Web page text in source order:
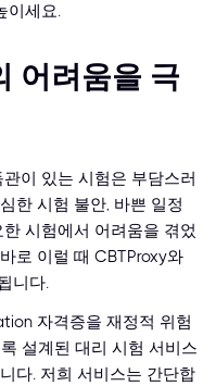
이세요.
어려움을 극
이 있는 시험은 부담스러
한 시험 불안, 바쁜 일정
시험에서 어려움을 겪었
로 이럴 때 CBTProxy와
니다.
자격증을 재정적 위험
설계된 대리 시험 서비스
다. 저희 서비스는 간단합